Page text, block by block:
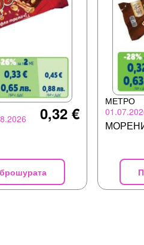
0,32 €
МЕТРО
МОРЕНИ